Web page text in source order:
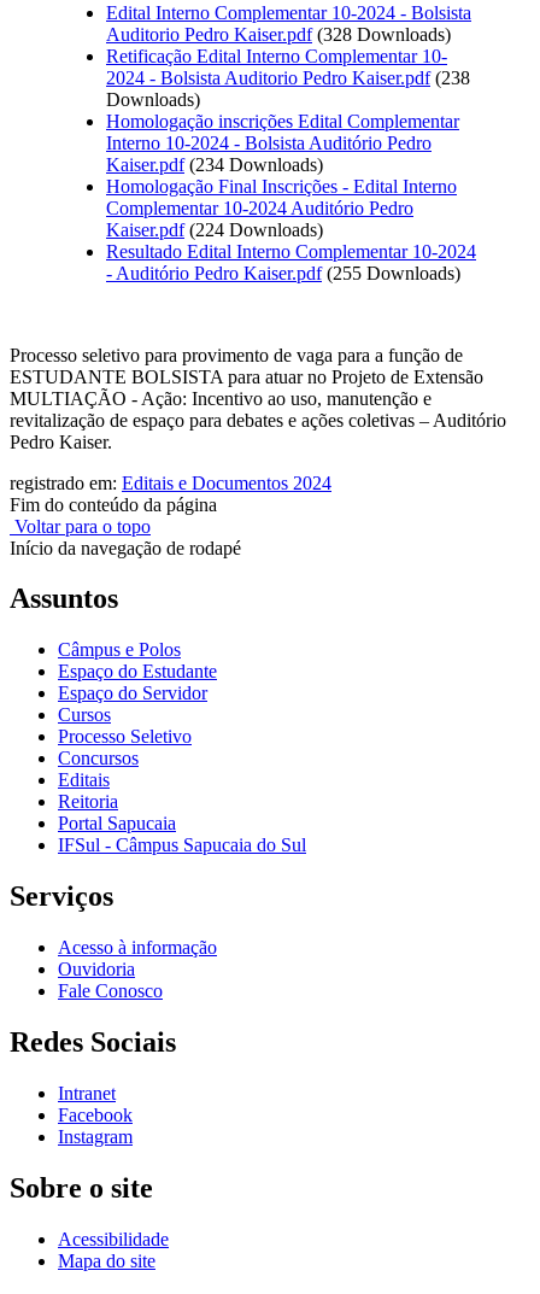
Edital Interno Complementar 10-2024 - Bolsista
Auditorio Pedro Kaiser.pdf (328 Downloads)
Retificação Edital Interno Complementar 10-
2024 - Bolsista Auditorio Pedro Kaiser.pdf (238
Downloads)
Homologação inscrições Edital Complementar
Interno 10-2024 - Bolsista Auditório Pedro
Kaiser.pdf (234 Downloads)
Homologação Final Inscrições - Edital Interno
Complementar 10-2024 Auditório Pedro
Kaiser.pdf (224 Downloads)
Resultado Edital Interno Complementar 10-2024
- Auditório Pedro Kaiser.pdf (255 Downloads)
Processo seletivo para provimento de vaga para a função de
ESTUDANTE BOLSISTA para atuar no Projeto de Extensão
MULTIAÇÃO - Ação: Incentivo ao uso, manutenção e
revitalização de espaço para debates e ações coletivas – Auditório
Pedro Kaiser.
registrado em: Editais e Documentos 2024
Fim do conteúdo da página
Voltar para o topo
Início da navegação de rodapé
Assuntos
Câmpus e Polos
Espaço do Estudante
Espaço do Servidor
Cursos
Processo Seletivo
Concursos
Editais
Reitoria
Portal Sapucaia
IFSul - Câmpus Sapucaia do Sul
Serviços
Acesso à informação
Ouvidoria
Fale Conosco
Redes Sociais
Intranet
Facebook
Instagram
Sobre o site
Acessibilidade
Mapa do site